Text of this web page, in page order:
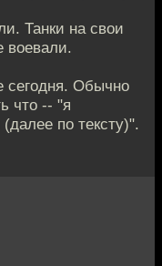
Танки на свои
воевали.
сегодня. Обычно
что -- "я
по тексту)".